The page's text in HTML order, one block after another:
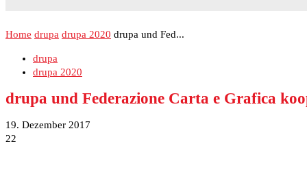
Home drupa drupa 2020 drupa und Fed...
drupa
drupa 2020
drupa und Federazione Carta e Grafica
19. Dezember 2017
22